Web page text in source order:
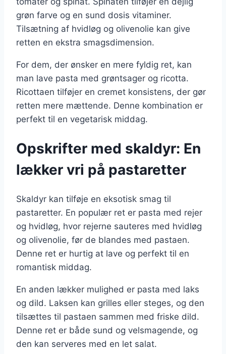
grøn farve og en sund dosis vitaminer.
Tilsætning af hvidløg og olivenolie kan give
retten en ekstra smagsdimension.
For dem, der ønsker en mere fyldig ret, kan
man lave pasta med grøntsager og ricotta.
Ricottaen tilføjer en cremet konsistens, der gør
retten mere mættende. Denne kombination er
perfekt til en vegetarisk middag.
Opskrifter med skaldyr: En
lækker vri på pastaretter
Skaldyr kan tilføje en eksotisk smag til
pastaretter. En populær ret er pasta med rejer
og hvidløg, hvor rejerne sauteres med hvidløg
og olivenolie, før de blandes med pastaen.
Denne ret er hurtig at lave og perfekt til en
romantisk middag.
En anden lækker mulighed er pasta med laks
og dild. Laksen kan grilles eller steges, og den
tilsættes til pastaen sammen med friske dild.
Denne ret er både sund og velsmagende, og
den kan serveres med en let salat.